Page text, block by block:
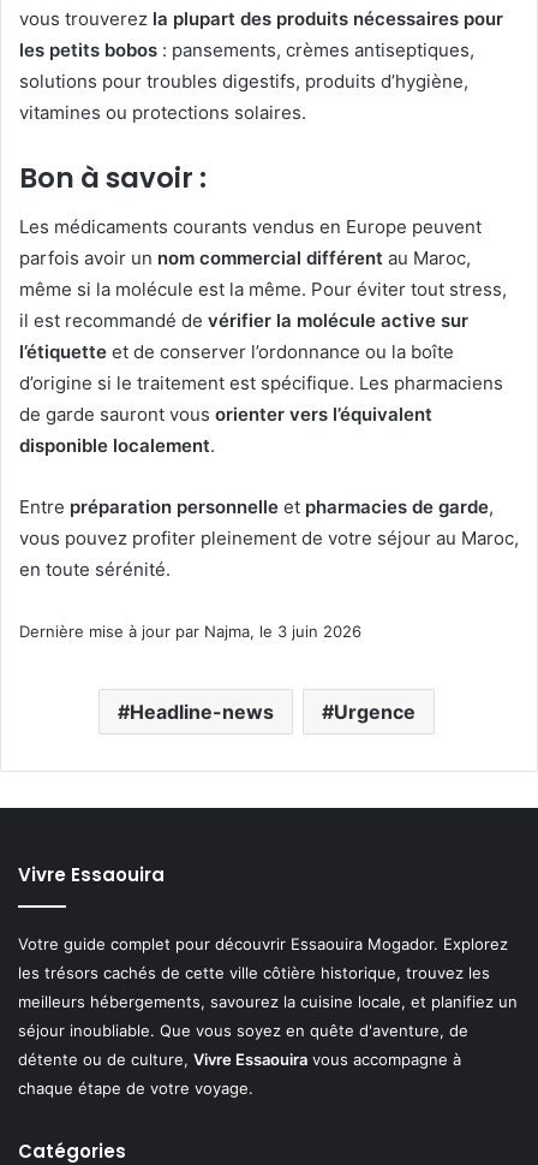
vous trouverez la plupart des produits nécessaires pour
les petits bobos : pansements, crèmes antiseptiques,
solutions pour troubles digestifs, produits d’hygiène,
vitamines ou protections solaires.
Bon à savoir :
Les médicaments courants vendus en Europe peuvent
parfois avoir un nom commercial différent au Maroc,
même si la molécule est la même. Pour éviter tout stress,
il est recommandé de vérifier la molécule active sur
l’étiquette et de conserver l’ordonnance ou la boîte
d’origine si le traitement est spécifique. Les pharmaciens
de garde sauront vous orienter vers l’équivalent
disponible localement.
Entre préparation personnelle et pharmacies de garde,
vous pouvez profiter pleinement de votre séjour au Maroc,
en toute sérénité.
Dernière mise à jour par Najma, le 3 juin 2026
Headline-news Urgence
Vivre Essaouira
Votre guide complet pour découvrir Essaouira Mogador. Explorez
les trésors cachés de cette ville côtière historique, trouvez les
meilleurs hébergements, savourez la cuisine locale, et planifiez un
séjour inoubliable. Que vous soyez en quête d'aventure, de
détente ou de culture, Vivre Essaouira vous accompagne à
chaque étape de votre voyage.
Catégories